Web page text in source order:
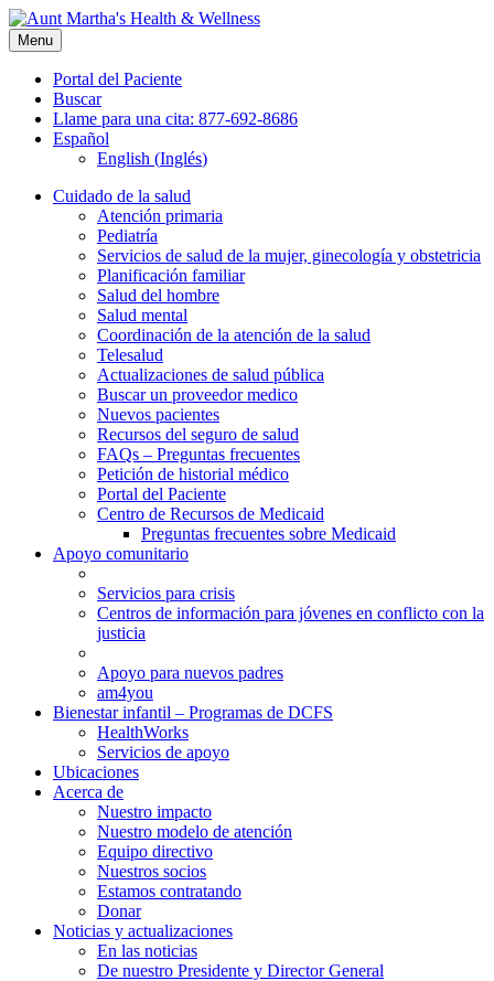
Skip
to
content
Menu
Portal del Paciente
Buscar
Llame para una cita: 877-692-8686
Español
English (Inglés)
Cuidado de la salud
Atención primaria
Pediatría
Servicios de salud de la mujer, ginecología y obstetricia
Planificación familiar
Salud del hombre
Salud mental
Coordinación de la atención de la salud
Telesalud
Actualizaciones de salud pública
Buscar un proveedor medico
Nuevos pacientes
Recursos del seguro de salud
FAQs – Preguntas frecuentes
Petición de historial médico
Portal del Paciente
Centro de Recursos de Medicaid
Preguntas frecuentes sobre Medicaid
Apoyo comunitario
Servicios para crisis
Centros de información para jóvenes en conflicto con la
justicia
Apoyo para nuevos padres
am4you
Bienestar infantil – Programas de DCFS
HealthWorks
Servicios de apoyo
Ubicaciones
Acerca de
Nuestro impacto
Nuestro modelo de atención
Equipo directivo
Nuestros socios
Estamos contratando
Donar
Noticias y actualizaciones
En las noticias
De nuestro Presidente y Director General